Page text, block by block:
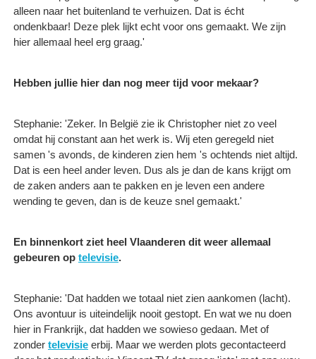
alleen naar het buitenland te verhuizen. Dat is écht
ondenkbaar! Deze plek lijkt echt voor ons gemaakt. We zijn
hier allemaal heel erg graag.'
Hebben jullie hier dan nog meer tijd voor mekaar?
Stephanie: 'Zeker. In België zie ik Christopher niet zo veel
omdat hij constant aan het werk is. Wij eten geregeld niet
samen 's avonds, de kinderen zien hem 's ochtends niet altijd.
Dat is een heel ander leven. Dus als je dan de kans krijgt om
de zaken anders aan te pakken en je leven een andere
wending te geven, dan is de keuze snel gemaakt.'
En binnenkort ziet heel Vlaanderen dit weer allemaal
gebeuren op televisie.
Stephanie: 'Dat hadden we totaal niet zien aankomen (lacht).
Ons avontuur is uiteindelijk nooit gestopt. En wat we nu doen
hier in Frankrijk, dat hadden we sowieso gedaan. Met of
zonder televisie erbij. Maar we werden plots gecontacteerd